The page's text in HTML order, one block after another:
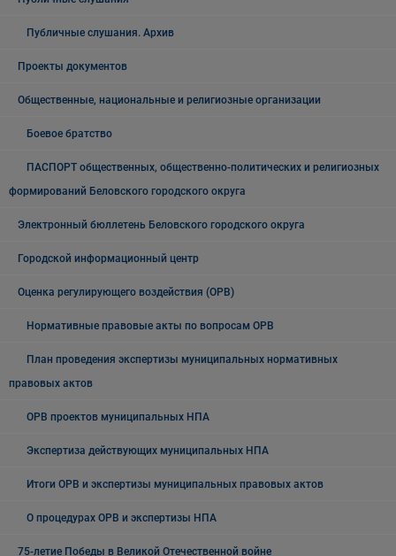
Публичные слушания. Архив
Проекты документов
Общественные, национальные и религиозные организации
Боевое братство
ПАСПОРТ общественных, общественно-политических и религиозных
формирований Беловского городского округа
Электронный бюллетень Беловского городского округа
Городской информационный центр
Оценка регулирующего воздействия (ОРВ)
Нормативные правовые акты по вопросам ОРВ
План проведения экспертизы муниципальных нормативных
правовых актов
ОРВ проектов муниципальных НПА
Экспертиза действующих муниципальных НПА
Итоги ОРВ и экспертизы муниципальных правовых актов
О процедурах ОРВ и экспертизы НПА
75-летие Победы в Великой Отечественной войне